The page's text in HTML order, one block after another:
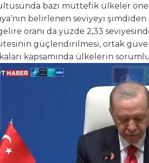
bazı müttefik ülkeler
belirlenen seviyeyi
oranı da yüzde 2,33
güçlendirilmesi, ortak
kapsamında ülkelerin